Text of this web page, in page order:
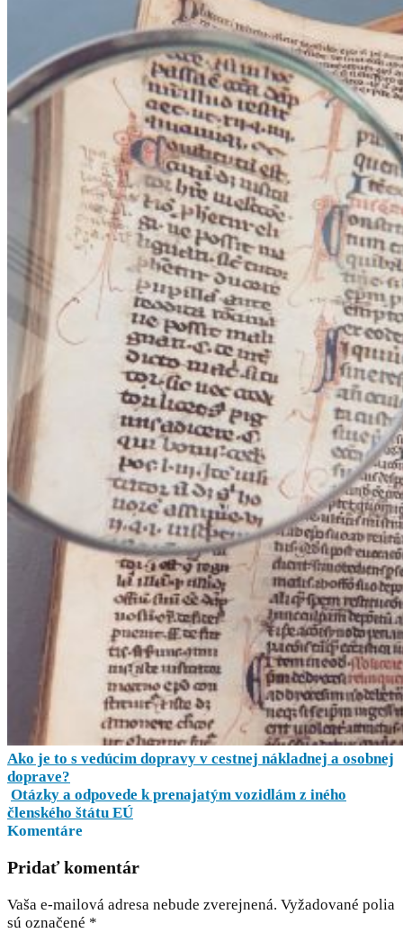
Ako je to s vedúcim dopravy v cestnej nákladnej a osobnej
doprave?
Otázky a odpovede k prenajatým vozidlám z iného
členského štátu EÚ
Komentáre
Pridať komentár
Vaša e-mailová adresa nebude zverejnená. Vyžadované polia
sú označené *